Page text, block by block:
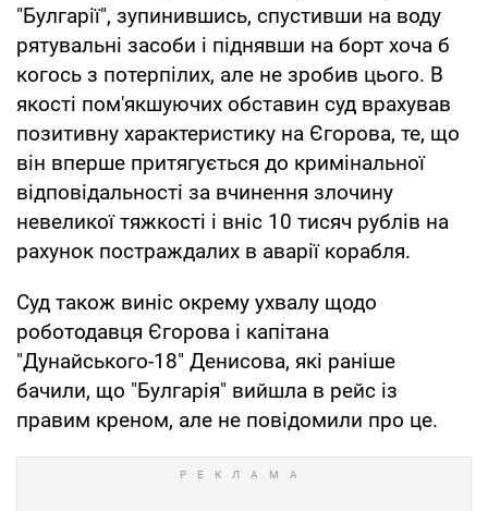
"Булгарії", зупинившись, спустивши на воду
рятувальні засоби і піднявши на борт хоча б
когось з потерпілих, але не зробив цього. В
якості пом'якшуючих обставин суд врахував
позитивну характеристику на Єгорова, те, що
він вперше притягується до кримінальної
відповідальності за вчинення злочину
невеликої тяжкості і вніс 10 тисяч рублів на
рахунок постраждалих в аварії корабля.
Суд також виніс окрему ухвалу щодо
роботодавця Єгорова і капітана
"Дунайського-18" Денисова, які раніше
бачили, що "Булгарія" вийшла в рейс із
правим креном, але не повідомили про це.